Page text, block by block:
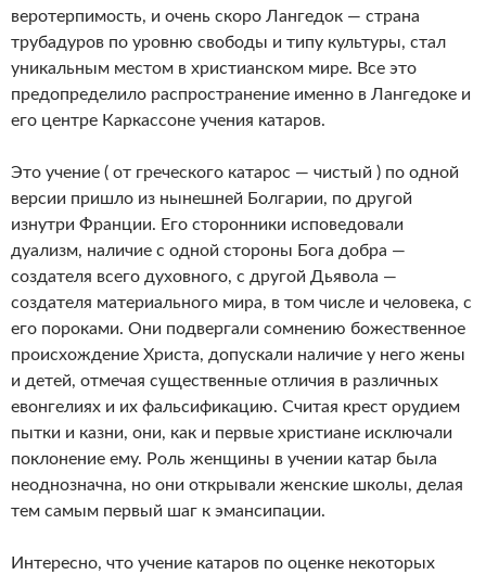
веротерпимость, и очень скоро Лангедок — страна
трубадуров по уровню свободы и типу культуры, стал
уникальным местом в христианском мире. Все это
предопределило распространение именно в Лангедоке и
его центре Каркассоне учения катаров.
Это учение ( от греческого катарос — чистый ) по одной
версии пришло из нынешней Болгарии, по другой
изнутри Франции. Его сторонники исповедовали
дуализм, наличие с одной стороны Бога добра —
создателя всего духовного, с другой Дьявола —
создателя материального мира, в том числе и человека, с
его пороками. Они подвергали сомнению божественное
происхождение Христа, допускали наличие у него жены
и детей, отмечая существенные отличия в различных
евонгелиях и их фальсификацию. Считая крест орудием
пытки и казни, они, как и первые христиане исключали
поклонение ему. Роль женщины в учении катар была
неоднозначна, но они открывали женские школы, делая
тем самым первый шаг к эмансипации.
Интересно, что учение катаров по оценке некоторых